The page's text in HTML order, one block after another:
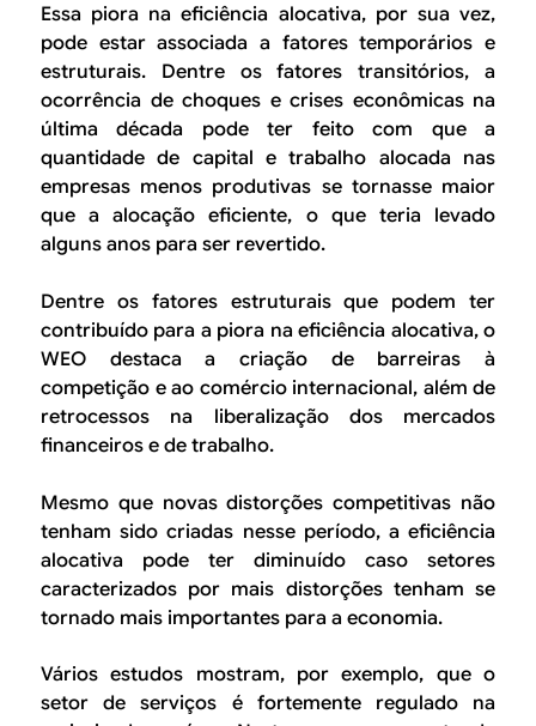
Essa piora na eficiência alocativa, por sua vez,
pode estar associada a fatores temporários e
estruturais. Dentre os fatores transitórios, a
ocorrência de choques e crises econômicas na
última década pode ter feito com que a
quantidade de capital e trabalho alocada nas
empresas menos produtivas se tornasse maior
que a alocação eficiente, o que teria levado
alguns anos para ser revertido.
Dentre os fatores estruturais que podem ter
contribuído para a piora na eficiência alocativa, o
WEO destaca a criação de barreiras à
competição e ao comércio internacional, além de
retrocessos na liberalização dos mercados
financeiros e de trabalho.
Mesmo que novas distorções competitivas não
tenham sido criadas nesse período, a eficiência
alocativa pode ter diminuído caso setores
caracterizados por mais distorções tenham se
tornado mais importantes para a economia.
Vários estudos mostram, por exemplo, que o
setor de serviços é fortemente regulado na